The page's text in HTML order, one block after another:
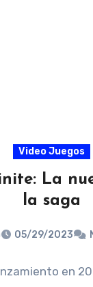
Video Juegos
La
la saga
05/29/2023
en